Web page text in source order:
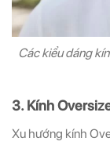
Các kiểu dáng
3. Kính
Xu hướng kính